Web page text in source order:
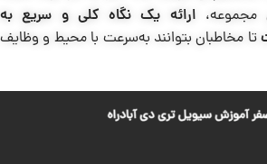
ارائه یک نگاه کلی و سریع به
تا مخاطبان بتوانند به‌سرعت با محیط و وظایف